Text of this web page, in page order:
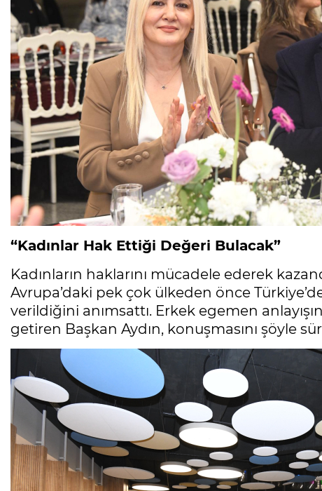
“Kadınlar Hak Ettiği Değeri Bulacak”
Kadınların haklarını mücadele ederek
Avrupa’daki pek çok ülkeden önce
verildiğini anımsattı. Erkek egemen
getiren Başkan Aydın, konuşmasını şöyle